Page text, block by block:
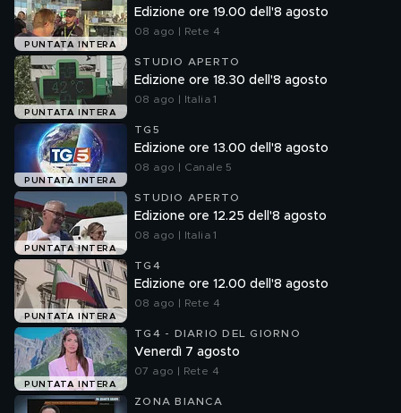
PUNTATA INTERA
Edizione ore 19.00 dell'8 agosto
08 ago | Rete 4
PUNTATA INTERA
STUDIO APERTO
Edizione ore 18.30 dell'8 agosto
08 ago | Italia 1
PUNTATA INTERA
TG5
Edizione ore 13.00 dell'8 agosto
08 ago | Canale 5
PUNTATA INTERA
STUDIO APERTO
Edizione ore 12.25 dell'8 agosto
08 ago | Italia 1
PUNTATA INTERA
TG4
Edizione ore 12.00 dell'8 agosto
08 ago | Rete 4
PUNTATA INTERA
TG4 - DIARIO DEL GIORNO
Venerdì 7 agosto
07 ago | Rete 4
ZONA BIANCA